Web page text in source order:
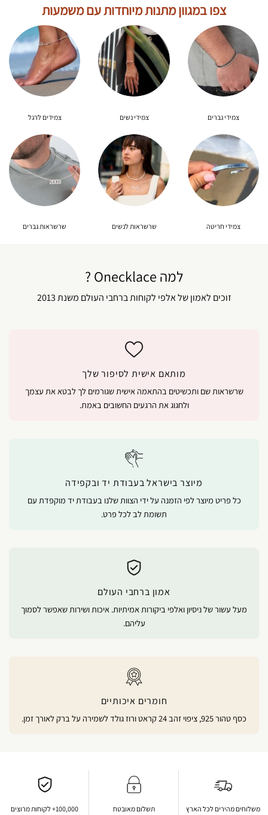
צפו במגוון מתנות מיוחדות עם משמעות
צמידי גברים צמידי נשים צמידים לרגל
צמידי חריטה שרשראות לנשים שרשראות גברים
למה Onecklace ?
זוכים לאמון של אלפי לקוחות ברחבי העולם משנת 2013
מותאם אישית לסיפור שלך
שרשראות שם ותכשיטים בהתאמה אישית שגורמים לך לבטא את עצמך
ולחגוג את הרגעים החשובים באמת.
מיוצר בישראל בעבודת יד ובקפידה
כל פריט מיוצר לפי הזמנה על ידי הצוות שלנו בעבודת יד מוקפדת עם
תשומת לב לכל פרט.
אמון ברחבי העולם
מעל עשור של ניסיון ואלפי ביקורות אמיתיות. איכות ושירות שאפשר לסמוך
עליהם.
חומרים איכותיים
כסף טהור 925, ציפוי זהב 24 קראט ורוז גולד לשמירה על ברק לאורך זמן.
משלוחים מהירים לכל הארץ תשלום מאובטח 100,000+ לקוחות מרוצים